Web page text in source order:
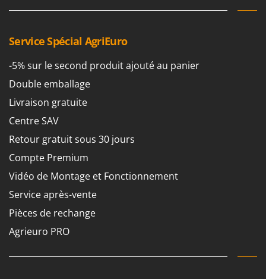
Service Spécial AgriEuro
-5% sur le second produit ajouté au panier
Double emballage
Livraison gratuite
Centre SAV
Retour gratuit sous 30 jours
Compte Premium
Vidéo de Montage et Fonctionnement
Service après-vente
Pièces de rechange
Agrieuro PRO